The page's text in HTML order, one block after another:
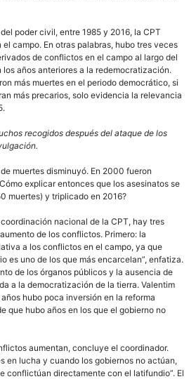
poder civil, entre 1985 y 2016, la CPT
campo. En otras palabras, hubo tres veces
de conflictos en el campo al largo del
años anteriores a la redemocratización.
más muertes en el periodo democrático, si
más precarios, solo evidencia la relevancia
recogidos después del ataque de los
muertes disminuyó. En 2000 fueron
explicar entonces que los asesinatos se
muertes) y triplicado en 2016?
nacional de la CPT, hay tres
de los conflictos. Primero: la
a los conflictos en el campo, ya que
es uno de los que más encarcelan”, enfatiza.
de los órganos públicos y la ausencia de
a la democratización de la tierra. Valentim
hubo poca inversión en la reforma
que hubo años en los que el gobierno no
aumentan, concluye el coordinador.
en lucha y cuando los gobiernos no actúan,
conflictúan directamente con el latifundio”. El